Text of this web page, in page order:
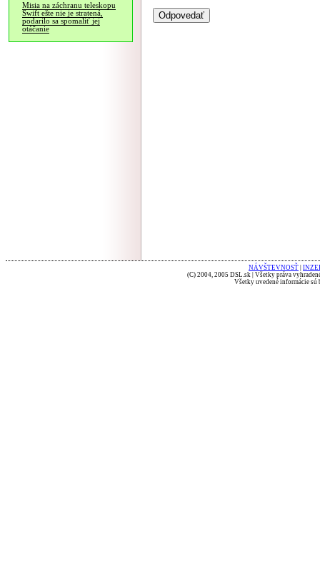
Misia na záchranu teleskopu
Swift ešte nie je stratená,
podarilo sa spomaliť jej
otáčanie
NÁVŠTEVNOSŤ
(C) 2004, 2005 DSL.sk | Všetky práva
Všetky uvedené informácie sú